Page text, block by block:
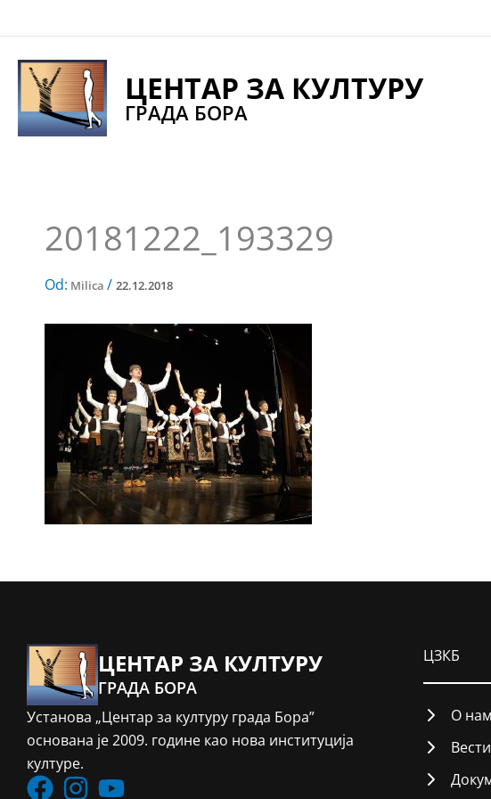
na
sadržaj
ЦЕНТАР ЗА КУЛТУРУ
ГРАДА БОРА
20181222_193329
Od: Milica / 22.12.2018
ЦЕНТАР ЗА КУЛТУРУ
ГРАДА БОРА
Установа „Центар за културу града Бора”
основана је 2009. године као нова институција
културе.
ЦЗКБ
О
Вести